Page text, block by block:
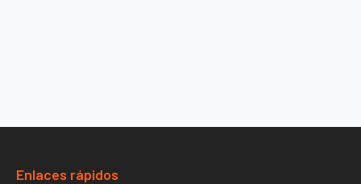
Enlaces rápidos